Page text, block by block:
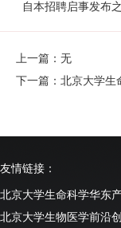
自本招聘启事发布
上一篇：无
下一篇：北京大学生
友情链接：
北京大学生命科学华东
北京大学生物医学前沿